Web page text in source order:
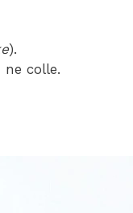
).
colle.